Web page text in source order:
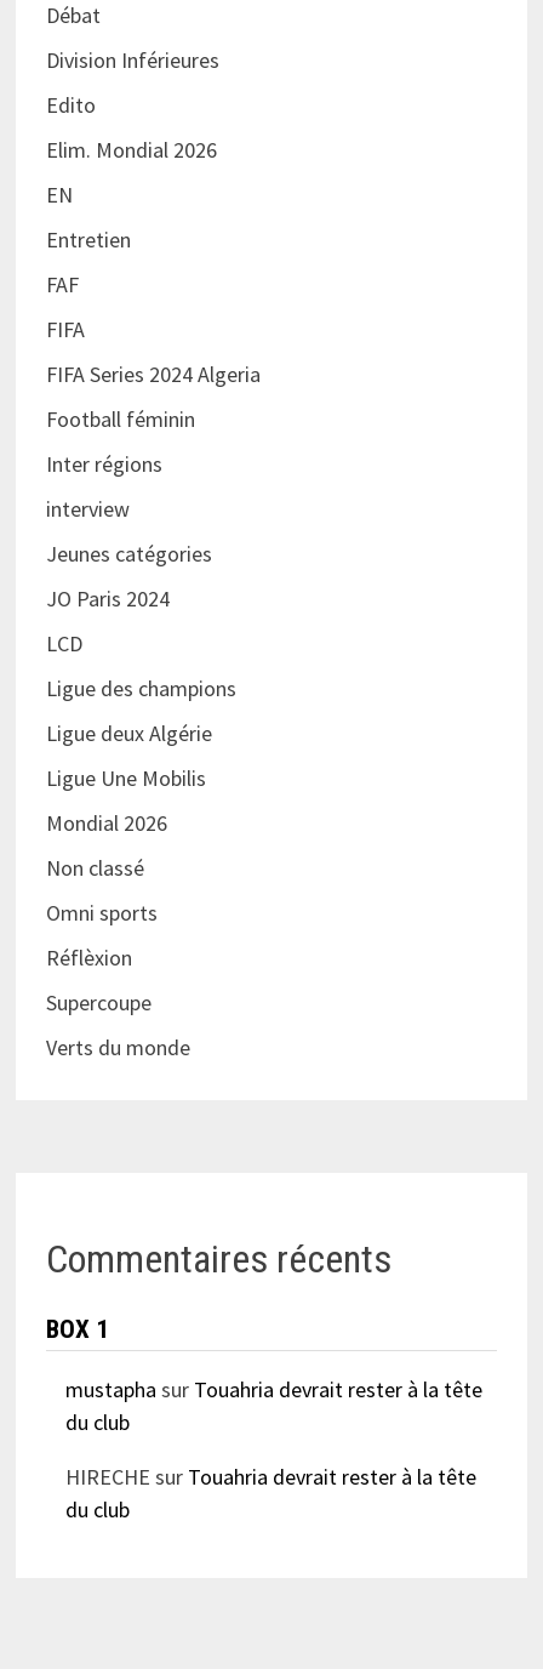
Débat
Division Inférieures
Edito
Elim. Mondial 2026
EN
Entretien
FAF
FIFA
FIFA Series 2024 Algeria
Football féminin
Inter régions
interview
Jeunes catégories
JO Paris 2024
LCD
Ligue des champions
Ligue deux Algérie
Ligue Une Mobilis
Mondial 2026
Non classé
Omni sports
Réflèxion
Supercoupe
Verts du monde
Commentaires récents
BOX 1
mustapha sur Touahria devrait rester à la tête
du club
HIRECHE sur Touahria devrait rester à la tête
du club